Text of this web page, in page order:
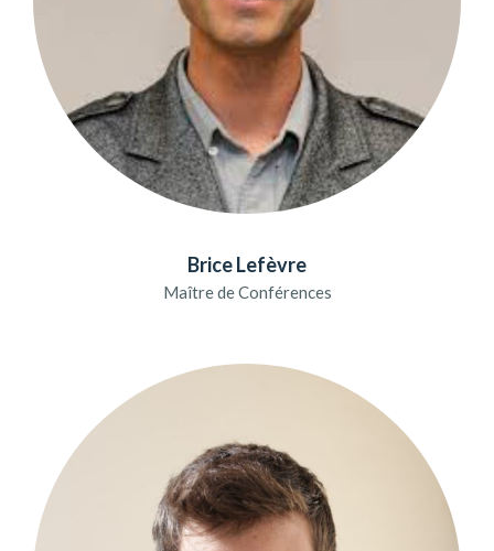
Brice Lefèvre
Maître de Conférences